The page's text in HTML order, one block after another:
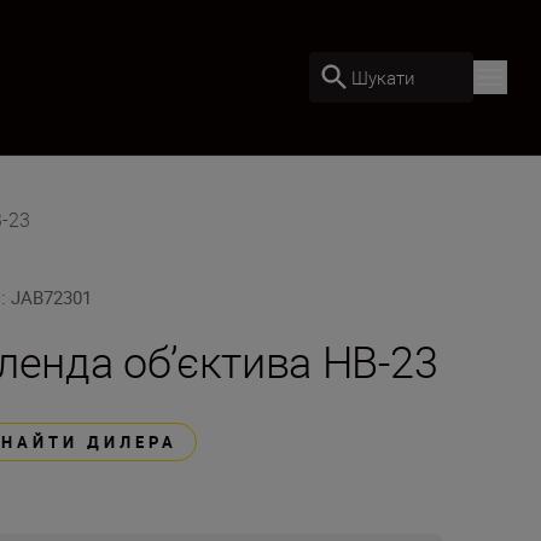
Шукати
23
:JAB72301
об’єктива HB-23
ДИЛЕРА